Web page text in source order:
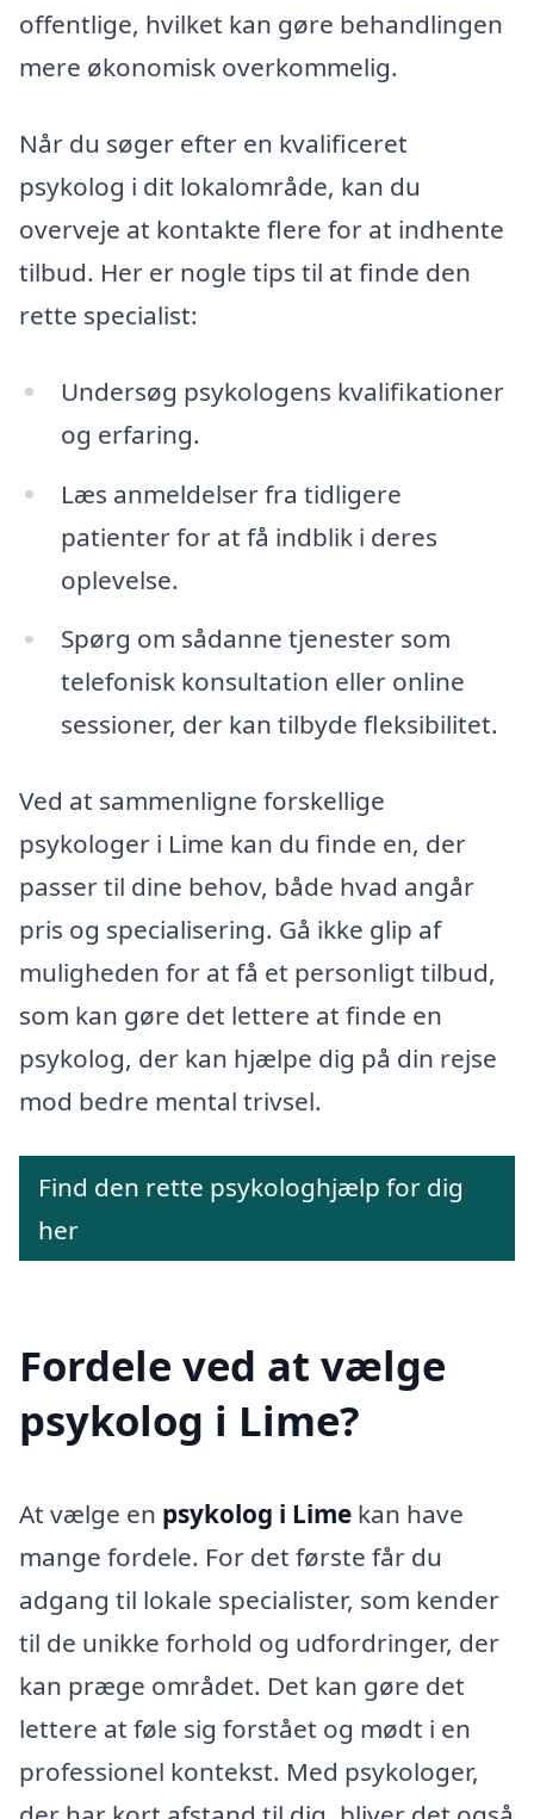
offentlige, hvilket kan gøre behandlingen
mere økonomisk overkommelig.
Når du søger efter en kvalificeret
psykolog i dit lokalområde, kan du
overveje at kontakte flere for at indhente
tilbud. Her er nogle tips til at finde den
rette specialist:
Undersøg psykologens kvalifikationer
og erfaring.
Læs anmeldelser fra tidligere
patienter for at få indblik i deres
oplevelse.
Spørg om sådanne tjenester som
telefonisk konsultation eller online
sessioner, der kan tilbyde fleksibilitet.
Ved at sammenligne forskellige
psykologer i Lime kan du finde en, der
passer til dine behov, både hvad angår
pris og specialisering. Gå ikke glip af
muligheden for at få et personligt tilbud,
som kan gøre det lettere at finde en
psykolog, der kan hjælpe dig på din rejse
mod bedre mental trivsel.
Find den rette psykologhjælp for dig
her
Fordele ved at vælge
psykolog i Lime?
At vælge en psykolog i Lime kan have
mange fordele. For det første får du
adgang til lokale specialister, som kender
til de unikke forhold og udfordringer, der
kan præge området. Det kan gøre det
lettere at føle sig forstået og mødt i en
professionel kontekst. Med psykologer,